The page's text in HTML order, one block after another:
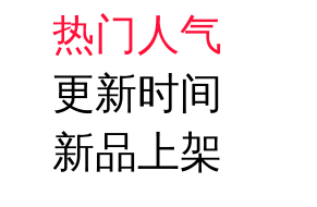
热门人气
更新时间
新品上架